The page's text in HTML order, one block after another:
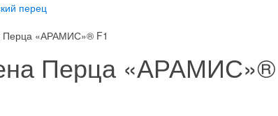
перец
«АРАМИС»® F1
Перца «АРАМИС»®